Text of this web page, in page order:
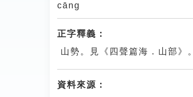
cāng
正字釋義：
山勢。見《四聲篇海．山部》。
資料來源：